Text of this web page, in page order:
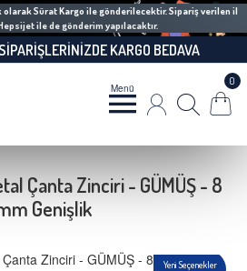
Sürat Kargo ile gönderilecektir. Sipariş verilen il
ile de gönderim yapılacaktır.
KARGO BEDAVA
0
Çanta Zinciri - GÜMÜŞ - 8
Genişlik
Yeni Seçenekler